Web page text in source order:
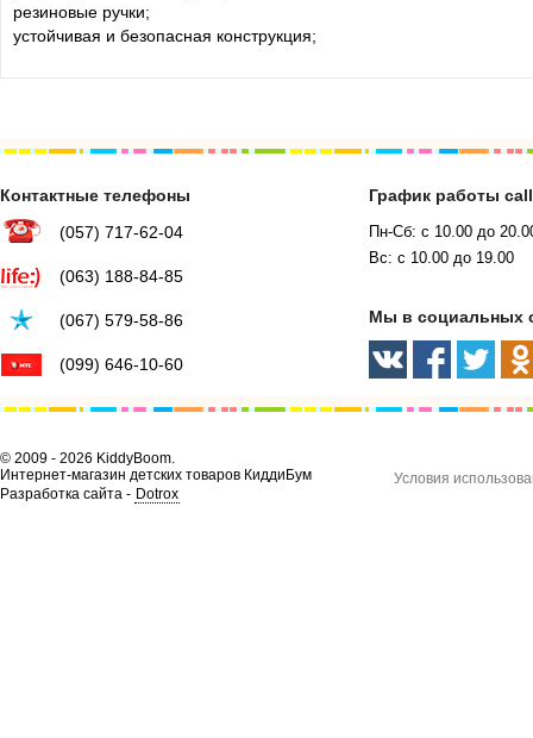
резиновые ручки;
устойчивая и безопасная конструкция;
Контактные телефоны
(057) 717-62-04
(063) 188-84-85
(067) 579-58-86
(099) 646-10-60
График работы
Пн-Сб: с 10.00 до
Вс: с 10.00 до 19.00
Мы в социальных
© 2009 - 2026 KiddyBoom.
Интернет-магазин детских товаров КиддиБум
Разработка сайта - Dotrox
Условия